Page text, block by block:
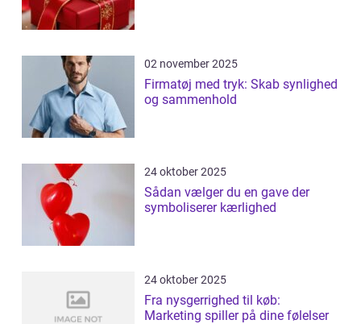
02 november 2025
Firmatøj med tryk: Skab synlighed
og sammenhold
24 oktober 2025
Sådan vælger du en gave der
symboliserer kærlighed
24 oktober 2025
Fra nysgerrighed til køb:
Marketing spiller på dine følelser